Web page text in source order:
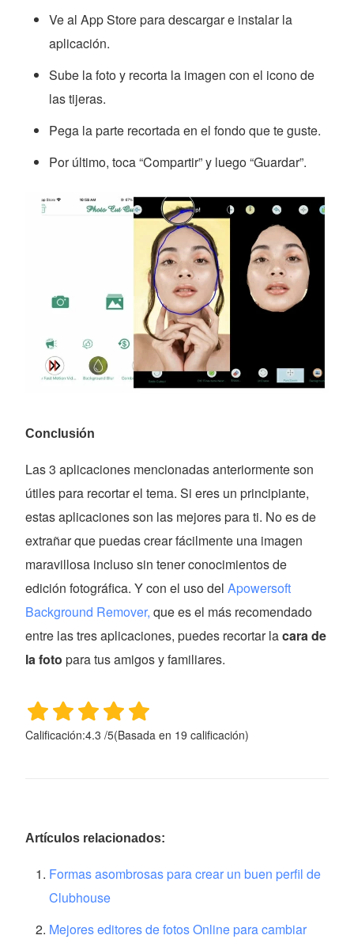
Ve al App Store para descargar e instalar la
aplicación.
Sube la foto y recorta la imagen con el icono de
las tijeras.
Pega la parte recortada en el fondo que te guste.
Por último, toca “Compartir” y luego “Guardar”.
Conclusión
Las 3 aplicaciones mencionadas anteriormente son
útiles para recortar el tema. Si eres un principiante,
estas aplicaciones son las mejores para ti. No es de
extrañar que puedas crear fácilmente una imagen
maravillosa incluso sin tener conocimientos de
edición fotográfica. Y con el uso delApowersoft
Background Remover, que es el más recomendado
entre las tres aplicaciones, puedes recortar lacara de
la fotopara tus amigos y familiares.
Calificación:4.3 /5(Basada en 19 calificación)
Artículos relacionados:
Formas asombrosas para crear un buen perfil de
Clubhouse
Mejores editores de fotos Online para cambiar